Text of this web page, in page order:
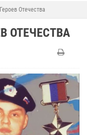
Отечества
ОТЕЧЕСТВА